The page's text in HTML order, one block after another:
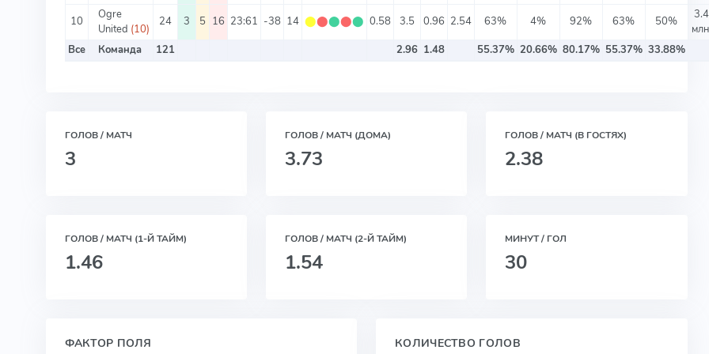
10
Ogre
United (10)
24 3 5 16 23:61 -38 14 ⬤⬤⬤⬤⬤ 0.58 3.5 0.96 2.54 63% 4% 92% 63% 50%
3.4
Все
Команда 121 2.96 1.48 55.37% 20.66% 80.17% 55.37% 33.88%
ГОЛОВ / МАТЧ
3
ГОЛОВ / МАТЧ (ДОМА)
3.73
ГОЛОВ / МАТЧ (В ГОСТЯХ)
2.38
ГОЛОВ / МАТЧ (1-Й ТАЙМ)
1.46
ГОЛОВ / МАТЧ (2-Й ТАЙМ)
1.54
МИНУТ / ГОЛ
30
ФАКТОР ПОЛЯ КОЛИЧЕСТВО ГОЛОВ